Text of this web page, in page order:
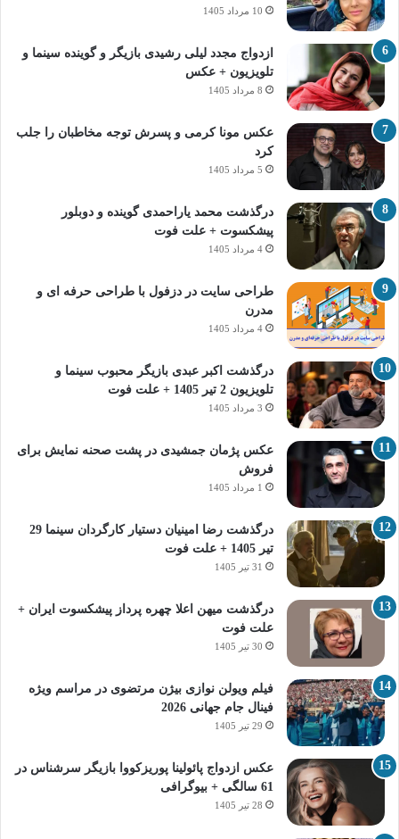
10 مرداد 1405
ازدواج مجدد لیلی رشیدی بازیگر و گوینده سینما و
تلویزیون + عکس
8 مرداد 1405
عکس مونا کرمی و پسرش توجه مخاطبان را جلب
کرد
5 مرداد 1405
درگذشت محمد یاراحمدی گوینده و دوبلور
پیشکسوت + علت فوت
4 مرداد 1405
طراحی سایت در دزفول با طراحی حرفه‌ ای و
مدرن
4 مرداد 1405
درگذشت اکبر عبدی بازیگر محبوب سینما و
تلویزیون 2 تیر 1405 + علت فوت
3 مرداد 1405
عکس پژمان جمشیدی در پشت صحنه نمایش برای
فروش
1 مرداد 1405
درگذشت رضا امینیان دستیار کارگردان سینما 29
تیر 1405 + علت فوت
31 تیر 1405
درگذشت میهن اعلا چهره پرداز پیشکسوت ایران +
علت فوت
30 تیر 1405
فیلم ویولن نوازی بیژن مرتضوی در مراسم ویژه
فینال جام جهانی 2026
29 تیر 1405
عکس ازدواج پائولینا پوریزکووا بازیگر سرشناس در
61 سالگی + بیوگرافی
28 تیر 1405